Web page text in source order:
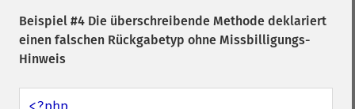
Beispiel #4 Die überschreibende Methode deklariert
einen falschen Rückgabetyp ohne Missbilligungs-
Hinweis